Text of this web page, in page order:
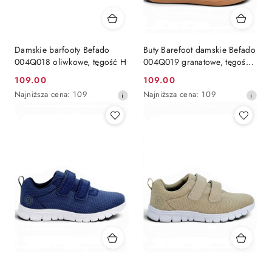
Damskie barfooty Befado
004Q018 oliwkowe, tęgość H
Cena
promocyjna:
109.00
Najniższa
Najniższa cena: 109
Buty Barefoot damskie Befado
004Q019 granatowe, tęgość
H
Cena
promocyjna:
109.00
Najniższa
Najniższa cena: 109